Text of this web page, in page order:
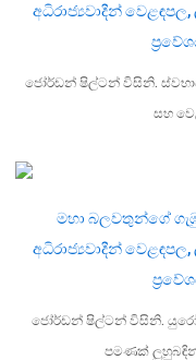
අධිරාජ්‍යවාදීන්
ජෝර්ඩන් ෂිල්ටන් විසිනි.
සහ
මහා බලවතුන්ගේ
අධිරාජ්‍යවාදීන්
ජෝර්ඩන් ෂිල්ටන් විසිනි.
පමණක්